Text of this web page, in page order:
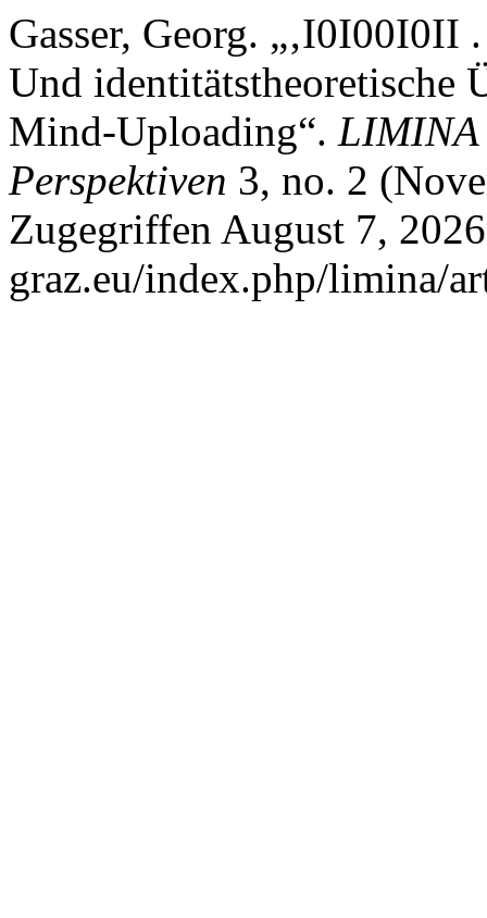
Gasser, Georg.
Und identitätstheoretische
Mind-Uploading“. LIMINA
Perspektiven 3, no. 2
Zugegriffen August 7,
graz.eu/index.php/limina/